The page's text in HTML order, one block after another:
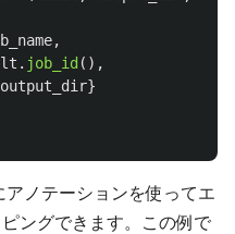
,
. job_id (),
output_dir}
ノテーションを使ってエ
ングできます。この例で